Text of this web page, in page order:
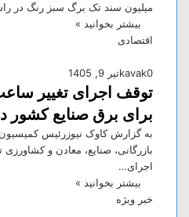
میلیون سند تک برگ سبز رنگ در
بیشتر بخوانید »
اقتصادی
kavakتیر 9, 1405 0
توقف اجرای تغییر
برای برق صنایع
به گزارش کاوک نیوزرئیس
بازرگانی، صنایع، معادن و کشاورزی
اجرای…
بیشتر بخوانید »
خبر ویژه